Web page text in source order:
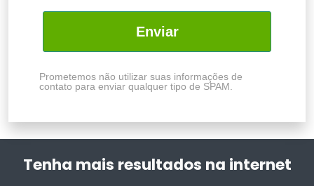
Enviar
Prometemos não utilizar suas informações de
contato para enviar qualquer tipo de SPAM.
Tenha mais resultados na internet